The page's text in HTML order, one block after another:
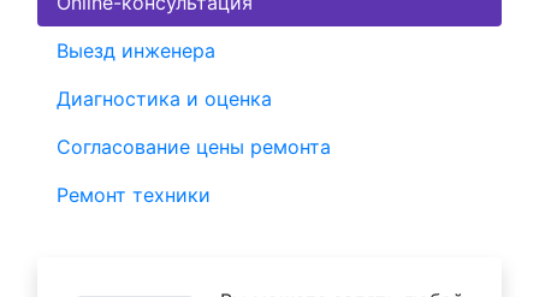
Выезд инженера
Диагностика и оценка
Согласование цены ремонта
Ремонт техники